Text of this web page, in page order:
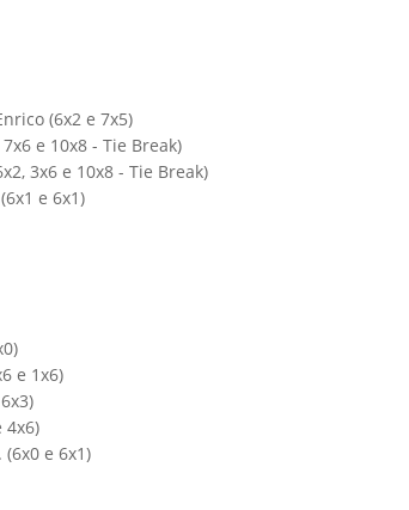
(6x2 e 7x5)
e 10x8 - Tie Break)
3x6 e 10x8 - Tie Break)
e 6x1)
e 1x6)
4x6)
e 6x1)